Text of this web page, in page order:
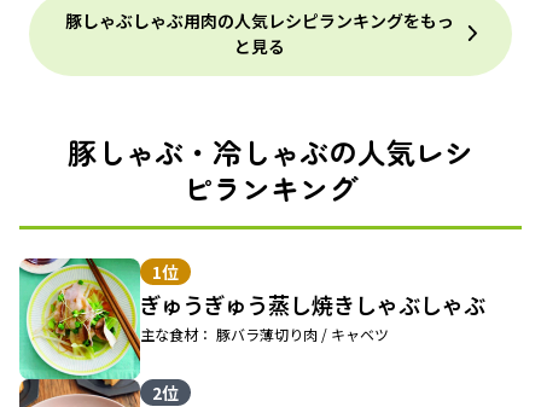
豚しゃぶしゃぶ用肉の人気レシピランキングをもっ
と見る
豚しゃぶ・冷しゃぶの人気レシ
ピランキング
1位
ぎゅうぎゅう蒸し焼きしゃぶしゃぶ
主な食材： 豚バラ薄切り肉 / キャベツ
2位